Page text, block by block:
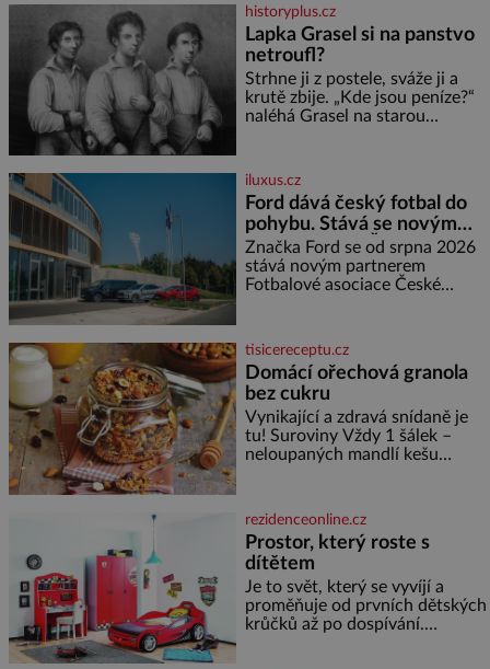
někdy dokonce téměř černá. Až
díky stovkám let pečlivého
šlechtění se z ní stává zelenina,
bez které si českou zahradu ani
nedokážeme představit. Její
příběh je
historyplus.cz
Lapka Grasel si na panstvo
netroufl?
Strhne ji z postele, sváže ji a
krutě zbije. „Kde jsou peníze?“
naléhá Grasel na starou
nemůže, protože žádné nemá,
spokojí se lupič s několika
měďáky a štůčky látky. Zraněná
žena pár dní nato umírá. Je to
muž nebývale krutý. Jeho činy
budí hrůzu ještě dlouho po jeho
smrti
iluxus.cz
Ford dává český fotbal do
pohybu. Stává se novým
partnerem FAČR
Značka Ford se od srpna 2026
stává novým partnerem
Fotbalové asociace České
asociace, reprezentačních týmů
i českého fotbalu v regionech.
Partner
tisicereceptu.cz
Domácí ořechová granola
bez cukru
Vynikající a zdravá snídaně je
tu! Suroviny Vždy 1 šálek –
neloupaných mandlí kešu
semínek dýně rozinek 3 šálky
ovesných vloček 1 lžíce mlet
rezidenceonline.cz
Prostor, který roste s
dítětem
Je to svět, který se vyvíjí a
proměňuje od prvních dětských
krůčků až po dospívání.